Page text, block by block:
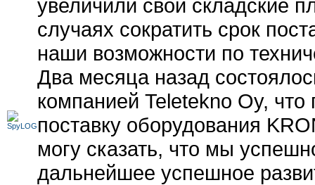
увеличили свои складские
случаях сократить срок
наши возможности по
Два месяца назад
компанией Teletekno Oy,
поставку оборудования
могу сказать, что мы
дальнейшее успешное